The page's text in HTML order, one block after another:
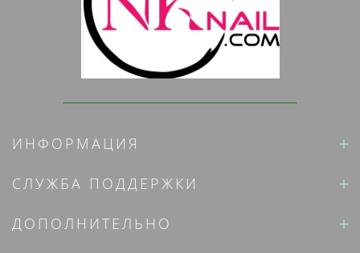
ИНФОРМАЦИЯ
СЛУЖБА ПОДДЕРЖКИ
ДОПОЛНИТЕЛЬНО